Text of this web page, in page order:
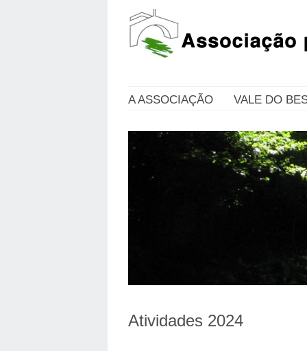
A ASSOCIAÇÃO VALE DO
Atividades 2024